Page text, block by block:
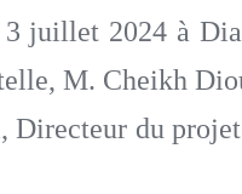
juillet 2024 à
M. Cheikh
Directeur du